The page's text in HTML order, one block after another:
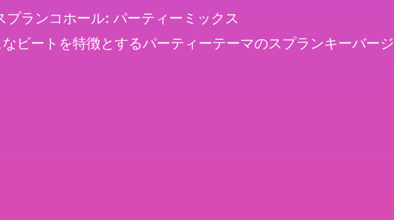
プランコホール: パーティーミックス
ビートを特徴とするパーティーテーマのスプランキーバージ